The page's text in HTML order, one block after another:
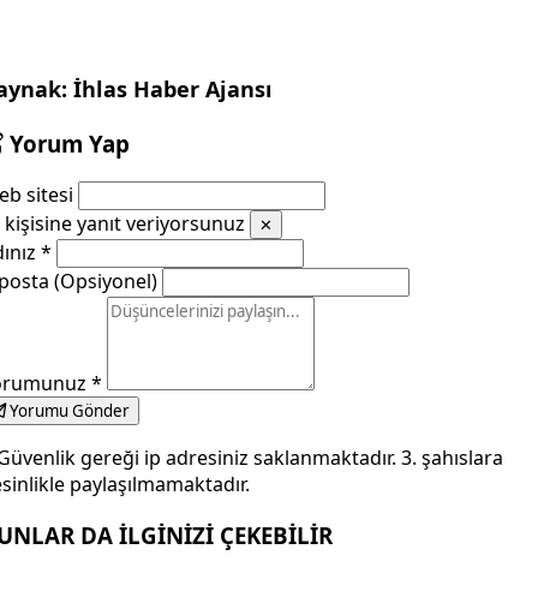
İhlas Haber Ajansı
Yorum Yap
sitesi
kişisine yanıt veriyorsunuz
✕
*
(Opsiyonel)
*
Yorumu Gönder
gereği ip adresiniz saklanmaktadır. 3. şahıslara
paylaşılmamaktadır.
DA İLGİNİZİ ÇEKEBİLİR